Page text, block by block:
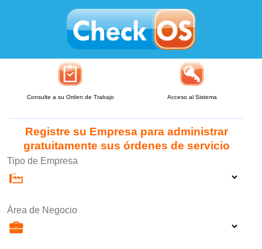
Consulte a su Orden de Trabajo Acceso al Sistema
Registre su Empresa para administrar
gratuitamente sus órdenes de servicio
Tipo de Empresa
Área de Negocio